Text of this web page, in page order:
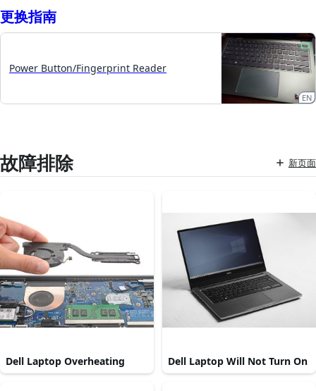
更换指南
Power Button/Fingerprint Reader
EN
故障排除 新页面
Dell Laptop Overheating Dell Laptop Will Not Turn On